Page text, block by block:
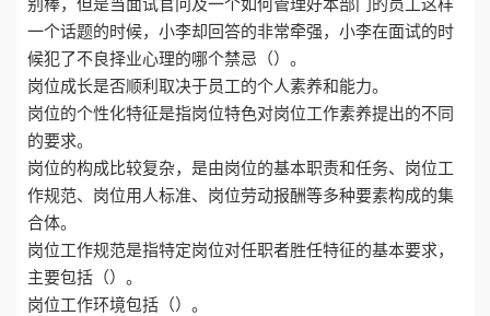
一个话题的时候，小李却回答的非常牵强，小李在面试的时
候犯了不良择业心理的哪个禁忌（）。
岗位成长是否顺利取决于员工的个人素养和能力。
岗位的个性化特征是指岗位特色对岗位工作素养提出的不同
的要求。
岗位的构成比较复杂，是由岗位的基本职责和任务、岗位工
作规范、岗位用人标准、岗位劳动报酬等多种要素构成的集
合体。
岗位工作规范是指特定岗位对任职者胜任特征的基本要求，
主要包括（）。
岗位工作环境包括（）。